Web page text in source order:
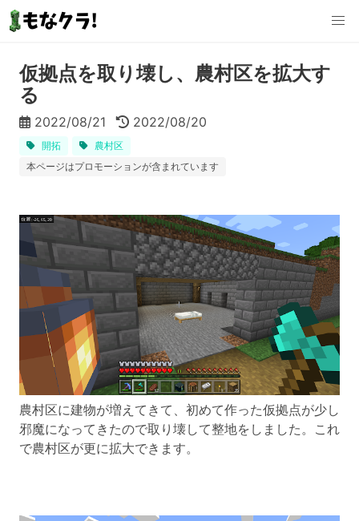
仮拠点を取り壊し、農村区を拡大す
る
2022/08/21 2022/08/20
開拓
農村区
本ページはプロモーションが含まれています
農村区に建物が増えてきて、初めて作った仮拠点が少し
邪魔になってきたので取り壊して整地をしました。これ
で農村区が更に拡大できます。